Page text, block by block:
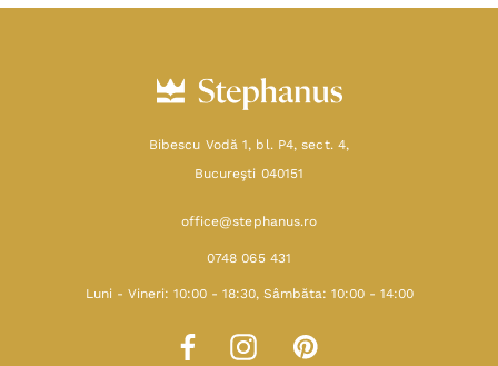
Bibescu Vodă 1, bl. P4, sect. 4,
Bucureşti 040151
office@stephanus.ro
0748 065 431
Luni - Vineri: 10:00 - 18:30, Sâmbăta: 10:00 - 14:00